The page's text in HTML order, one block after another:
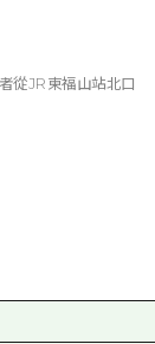
從JR東福山站北口